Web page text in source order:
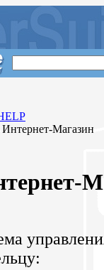
Интернет-Магазин